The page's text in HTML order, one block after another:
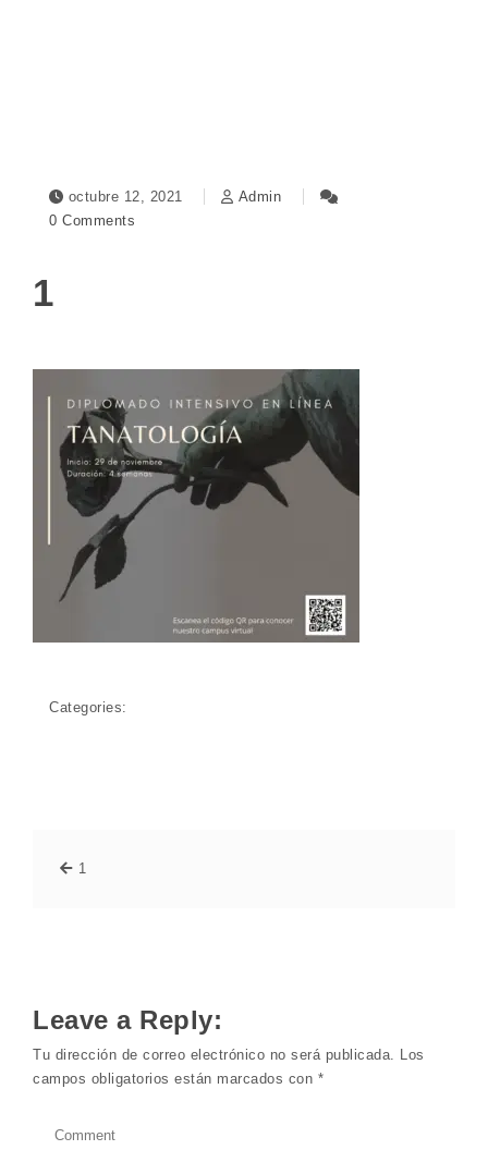
octubre 12, 2021
Admin
0 Comments
1
Categories:
1
Leave a Reply:
Tu dirección de correo electrónico no será publicada. Los
campos obligatorios están marcados con *